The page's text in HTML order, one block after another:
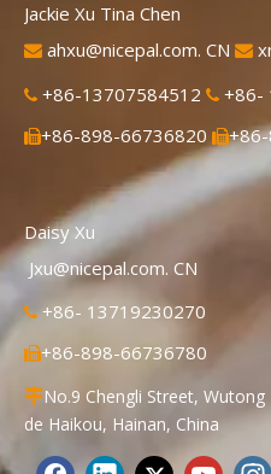
Jackie Xu Tina Chen
 ahxu@nicepal.com. CN 
 +86-13707584512  +86-
+86-898-66736820 
Daisy Xu
Jxu@nicepal.com. CN
 +86- 13719230270
+86-898-66736780
No.9 Chengli Street,
de Haikou, Hainan, China